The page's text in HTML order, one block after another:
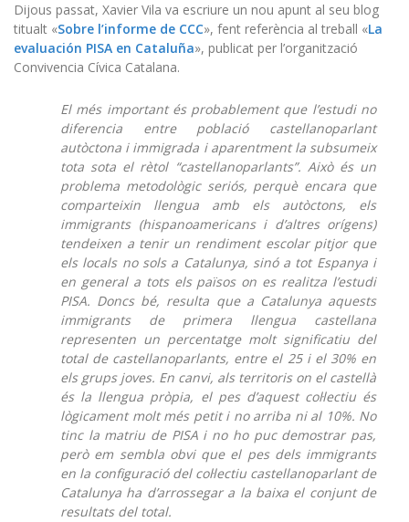
Dijous passat, Xavier Vila va escriure un nou apunt al seu blog
titualt «Sobre l’informe de CCC», fent referència al treball «La
evaluación PISA en Cataluña», publicat per l’organització
Convivencia Cívica Catalana.
El més important és probablement que l’estudi no
diferencia entre població castellanoparlant
autòctona i immigrada i aparentment la subsumeix
tota sota el rètol “castellanoparlants”. Això és un
problema metodològic seriós, perquè encara que
comparteixin llengua amb els autòctons, els
immigrants (hispanoamericans i d’altres orígens)
tendeixen a tenir un rendiment escolar pitjor que
els locals no sols a Catalunya, sinó a tot Espanya i
en general a tots els països on es realitza l’estudi
PISA. Doncs bé, resulta que a Catalunya aquests
immigrants de primera llengua castellana
representen un percentatge molt significatiu del
total de castellanoparlants, entre el 25 i el 30% en
els grups joves. En canvi, als territoris on el castellà
és la llengua pròpia, el pes d’aquest col·lectiu és
lògicament molt més petit i no arriba ni al 10%. No
tinc la matriu de PISA i no ho puc demostrar pas,
però em sembla obvi que el pes dels immigrants
en la configuració del col·lectiu castellanoparlant de
Catalunya ha d’arrossegar a la baixa el conjunt de
resultats del total.